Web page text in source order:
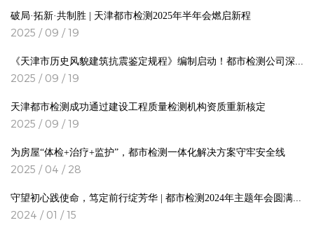
破局·拓新·共制胜 | 天津都市检测2025年半年会燃启新程
2025 / 09 / 19
《天津市历史风貌建筑抗震鉴定规程》编制启动！都市检测公司深度参编
2025 / 09 / 19
天津都市检测成功通过建设工程质量检测机构资质重新核定
2025 / 09 / 19
为房屋“体检+治疗+监护”，都市检测一体化解决方案守牢安全线
2025 / 04 / 28
守望初心践使命，笃定前行绽芳华 | 都市检测2024年主题年会圆满落幕
2024 / 01 / 15